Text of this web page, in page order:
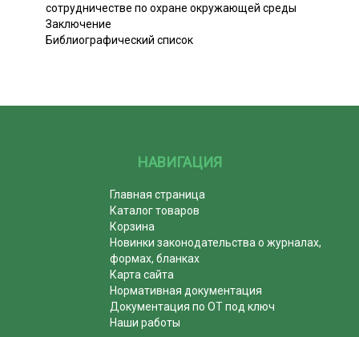
сотрудничестве по охране окружающей среды
Заключение
Библиографический список
НАВИГАЦИЯ
Главная страница
Каталог товаров
Корзина
Новинки законодательства о журналах,
формах, бланках
Карта сайта
Нормативная документация
Документация по ОТ под ключ
Наши работы